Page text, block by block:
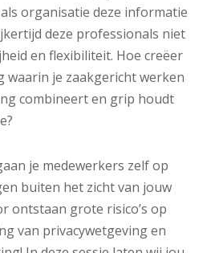
organisatie deze informatie
deze professionals niet
en flexibiliteit. Hoe creëer
waarin je zaakgericht werken
combineert en grip houdt
je medewerkers zelf op
buiten het zicht van jouw
ontstaan grote risico’s op
van privacywetgeving en